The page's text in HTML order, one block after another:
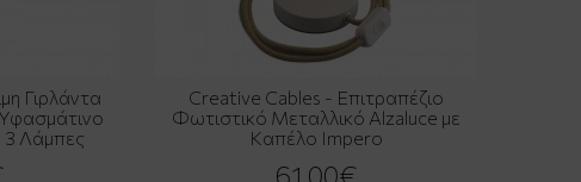
Γιρλάντα
Λάμπες
Creative Cables - Επιτραπέζιο
Φωτιστικό Μεταλλικό Alzaluce με
Καπέλο Impero